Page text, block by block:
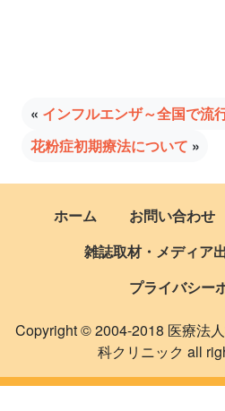
« インフルエンザ～全国で流
花粉症初期療法について »
ホーム お問い合わせ
雑誌取材・メディア
プライバシー
Copyright © 2004-2018 医療法
科クリニック all